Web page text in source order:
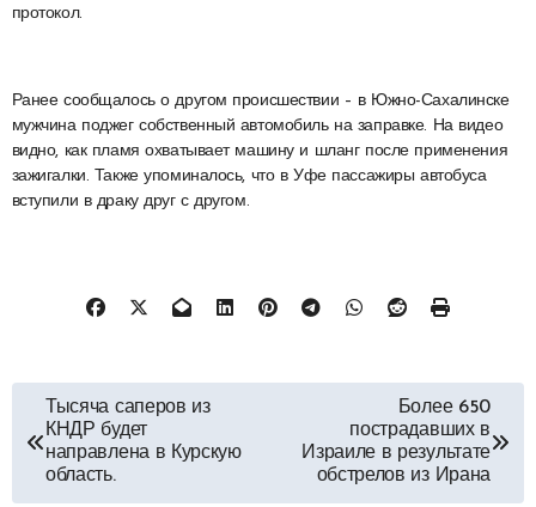
протокол.
Ранее сообщалось о другом происшествии – в Южно-Сахалинске
мужчина поджег собственный автомобиль на заправке. На видео
видно, как пламя охватывает машину и шланг после применения
зажигалки. Также упоминалось, что в Уфе пассажиры автобуса
вступили в драку друг с другом.
Навигация
по
Тысяча саперов из
КНДР будет
направлена в Курскую
область.
Более 650
пострадавших в
Израиле в результате
обстрелов из Ирана